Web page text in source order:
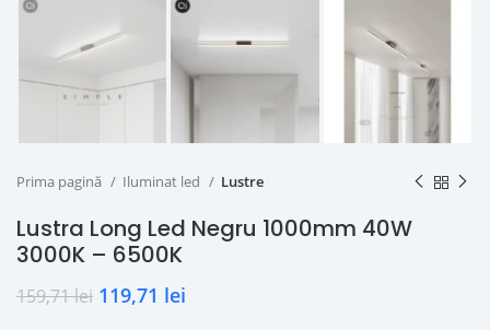
Prima pagină Iluminat led Lustre
Lustra Long Led Negru 1000mm 40W
3000K – 6500K
159,71lei 119,71 lei